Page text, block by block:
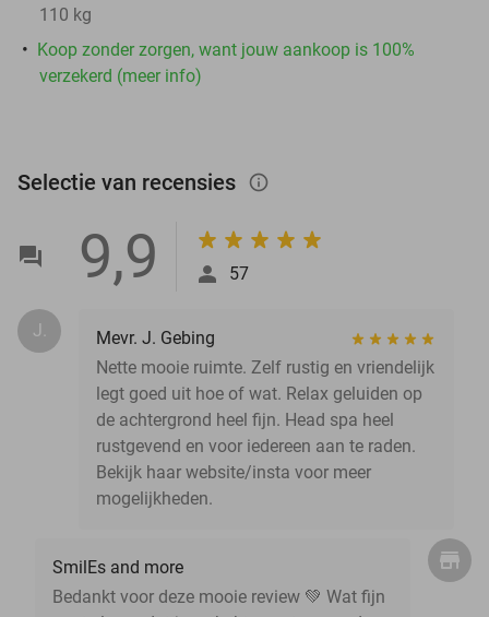
110 kg
Koop zonder zorgen, want jouw aankoop is 100%
verzekerd (meer info)
Selectie van recensies info_outlined
9,9 57
J.
Mevr. J. Gebing
Nette mooie ruimte. Zelf rustig en vriendelijk
legt goed uit hoe of wat. Relax geluiden op
de achtergrond heel fijn. Head spa heel
rustgevend en voor iedereen aan te raden.
Bekijk haar website/insta voor meer
mogelijkheden.
SmilEs and more
Bedankt voor deze mooie review 💚 Wat fijn